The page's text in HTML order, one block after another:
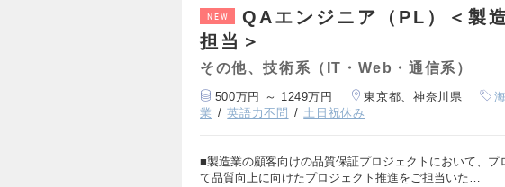
NEW
QAエンジニア（PL）＜製
担当＞
その他、技術系（IT・Web・通信系）
500万円 ～ 1249万円 東京都、神奈川県
業
英語力不問 土日祝休み
■製造業の顧客向けの品質保証プロジェクトにおいて、プ
て品質向上に向けたプロジェクト推進をご担当いた…